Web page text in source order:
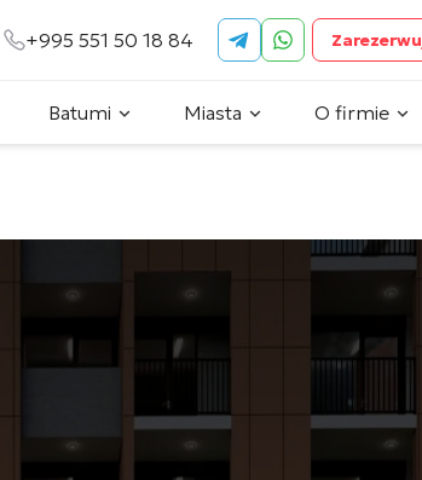
+995 551 50 18 84
Batumi Miasta O firmie